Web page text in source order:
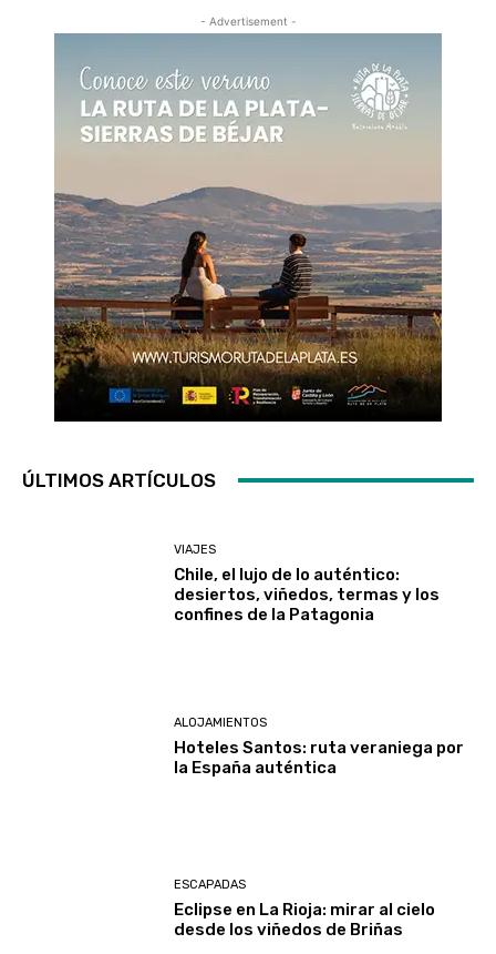
- Advertisement -
ÚLTIMOS ARTÍCULOS
VIAJES
Chile, el lujo de lo auténtico:
desiertos, viñedos, termas y los
confines de la Patagonia
ALOJAMIENTOS
Hoteles Santos: ruta veraniega por
la España auténtica
ESCAPADAS
Eclipse en La Rioja: mirar al cielo
desde los viñedos de Briñas